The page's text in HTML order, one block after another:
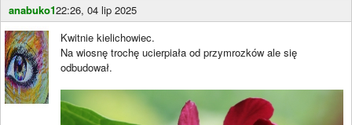
anabuko122:26, 04 lip 2025
Kwitnie kielichowiec.
Na wiosnę trochę ucierpiała od przymrozków ale się
odbudował.